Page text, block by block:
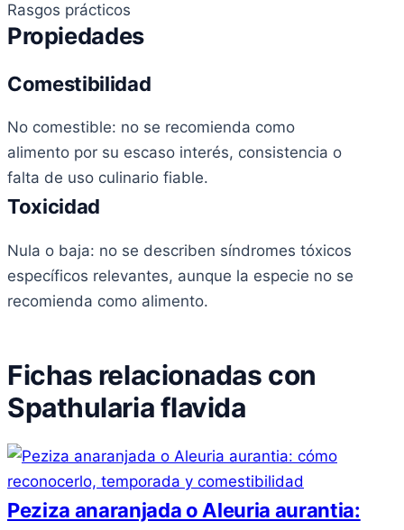
Rasgos prácticos
Propiedades
Comestibilidad
No comestible: no se recomienda como
alimento por su escaso interés, consistencia o
falta de uso culinario fiable.
Toxicidad
Nula o baja: no se describen síndromes tóxicos
específicos relevantes, aunque la especie no se
recomienda como alimento.
Fichas relacionadas con
Spathularia flavida
Peziza anaranjada o Aleuria aurantia: